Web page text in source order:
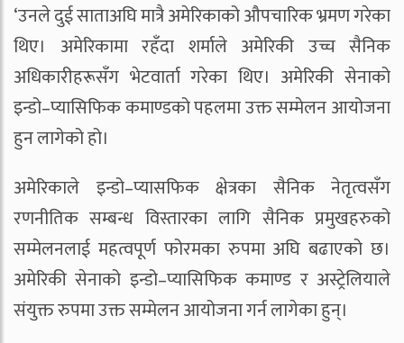
‘उनले दुई साताअघि मात्रै अमेरिकाको औपचारिक भ्रमण गरेका
थिए। अमेरिकामा रहँदा शर्माले अमेरिकी उच्च सैनिक
अधिकारीहरूसँग भेटवार्ता गरेका थिए। अमेरिकी सेनाको
इन्डो–प्यासिफिक कमाण्डको पहलमा उक्त सम्मेलन आयोजना
हुन लागेको हो।
अमेरिकाले इन्डो–प्यासफिक क्षेत्रका सैनिक नेतृत्वसँग
रणनीतिक सम्बन्ध विस्तारका लागि सैनिक प्रमुखहरुको
सम्मेलनलाई महत्वपूर्ण फोरमका रुपमा अघि बढाएको छ।
अमेरिकी सेनाको इन्डो–प्यासिफिक कमाण्ड र अस्ट्रेलियाले
संयुक्त रुपमा उक्त सम्मेलन आयोजना गर्न लागेका हुन्।